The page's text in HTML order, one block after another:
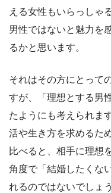
える女性もいらっしゃ
男性ではないと魅力を
るかと思います。
それはその方にとって
すが、「理想とする男
たようにも考えられま
活や生き方を求めるた
比べると、相手に理想
角度で「結婚したくな
れるのではないでしょう